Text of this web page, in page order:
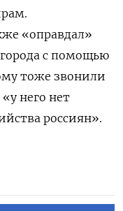
«оправдал»
с помощью
тоже звонили
«у него нет
россиян».